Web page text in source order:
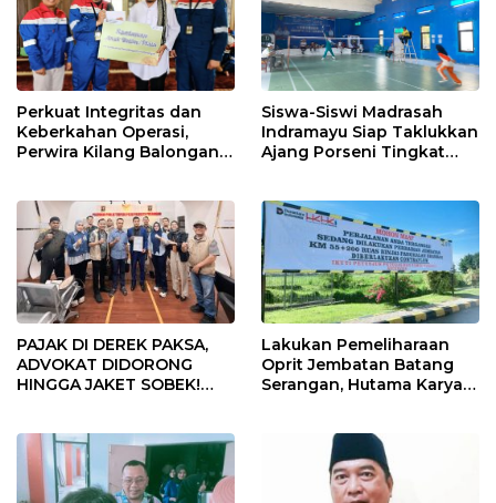
Perkuat Integritas dan
Keberkahan Operasi,
Perwira Kilang Balongan
Siswa-Siswi Madrasah
Indramayu Siap Taklukkan
Ajang Porseni Tingkat
PAJAK DI DEREK PAKSA,
ADVOKAT DIDORONG
HINGGA JAKET SOBEK!
Pekanbaru!
Lakukan Pemeliharaan
Oprit Jembatan Batang
Serangan, Hutama Karya